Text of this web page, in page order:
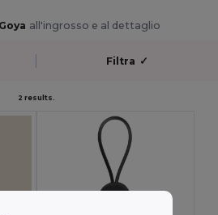
all'ingrosso e al dettaglio
Filtra ✓
2 results.